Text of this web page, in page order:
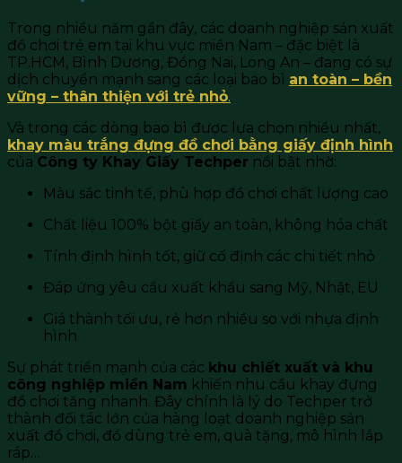
Trong nhiều năm gần đây, các doanh nghiệp sản xuất
đồ chơi trẻ em tại khu vực miền Nam – đặc biệt là
TP.HCM, Bình Dương, Đồng Nai, Long An – đang có sự
dịch chuyển mạnh sang các loại bao bì an toàn – bền
vững – thân thiện với trẻ nhỏ.
Và trong các dòng bao bì được lựa chọn nhiều nhất,
khay màu trắng đựng đồ chơi bằng giấy định hình
của Công ty Khay Giấy Techper nổi bật nhờ:
Màu sắc tinh tế, phù hợp đồ chơi chất lượng cao
Chất liệu 100% bột giấy an toàn, không hóa chất
Tính định hình tốt, giữ cố định các chi tiết nhỏ
Đáp ứng yêu cầu xuất khẩu sang Mỹ, Nhật, EU
Giá thành tối ưu, rẻ hơn nhiều so với nhựa định
hình
Sự phát triển mạnh của các khu chiết xuất và khu
công nghiệp miền Nam khiến nhu cầu khay đựng
đồ chơi tăng nhanh. Đây chính là lý do Techper trở
thành đối tác lớn của hàng loạt doanh nghiệp sản
xuất đồ chơi, đồ dùng trẻ em, quà tặng, mô hình lắp
ráp…